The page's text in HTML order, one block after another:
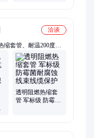
洽谈
缩套管、耐温200度热
氟橡胶热缩套管、防霉
透明阻燃热缩套
管 军标级 防霉菌